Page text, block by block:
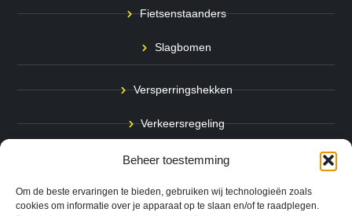
Beheer toestemming
Om de beste ervaringen te bieden, gebruiken wij technologieën zoals
cookies om informatie over je apparaat op te slaan en/of te raadplegen.
Fietsenstaanders
Slagbomen
Versperringshekken
Verkeersregeling
Stadspalen
Afzetpalen